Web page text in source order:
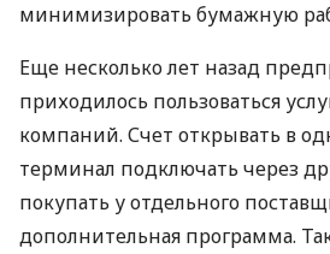
минимизировать бумажную
Еще несколько лет назад
приходилось пользоваться
компаний. Счет открывать в
терминал подключать через
покупать у отдельного
дополнительная программа.